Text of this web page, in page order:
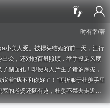
时有幸/著
小美人受。被摁头结婚的前一天，江行
众，还对他百般照顾，举手投足风度
副面孔！即便两人产生了诸多摩擦，
着“我不和你好了！”再折服于杜羡手里
的老婆还挺有趣，杜羡不禁去走近江
…禁止撒娇作者时有幸禁止撒娇讲的是